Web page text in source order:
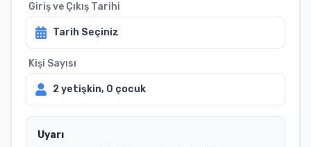
Giriş ve Çıkış Tarihi
Tarih Seçiniz
Kişi Sayısı
2yetişkin, 0 çocuk
Uyarı